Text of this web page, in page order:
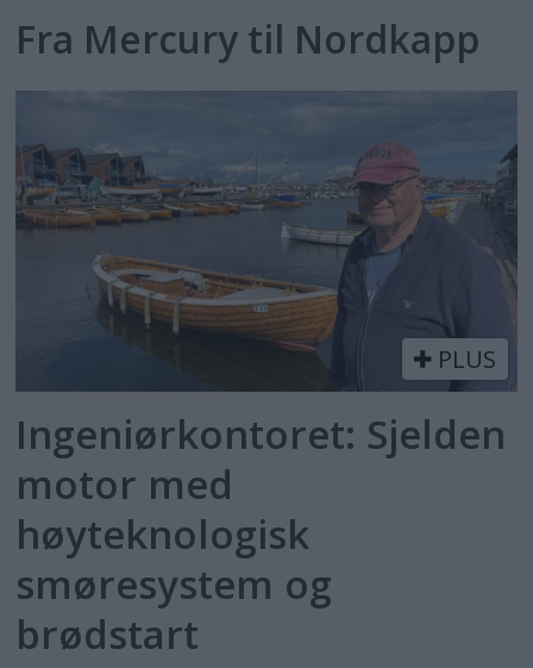
Fra Mercury til Nordkapp
PLUS
Ingeniørkontoret: Sjelden
motor med
høyteknologisk
smøresystem og
brødstart